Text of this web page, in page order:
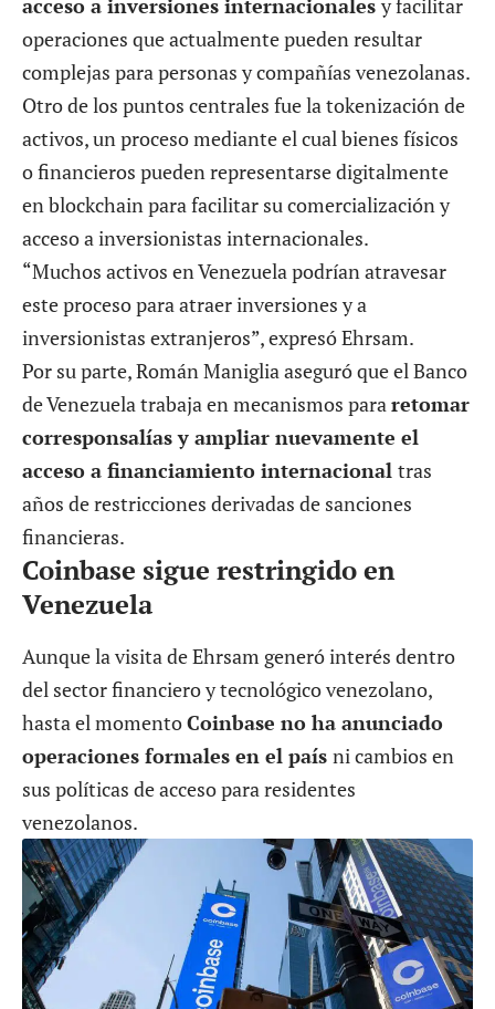
operaciones que actualmente pueden resultar
complejas para personas y compañías venezolanas.
Otro de los puntos centrales fue la tokenización de
activos, un proceso mediante el cual bienes físicos
o financieros pueden representarse digitalmente
en blockchain para facilitar su comercialización y
acceso a inversionistas internacionales.
“Muchos activos en Venezuela podrían atravesar
este proceso para atraer inversiones y a
inversionistas extranjeros”, expresó Ehrsam.
Por su parte, Román Maniglia aseguró que el Banco
de Venezuela trabaja en mecanismos para retomar
corresponsalías y ampliar nuevamente el
acceso a financiamiento internacional tras
años de restricciones derivadas de sanciones
financieras.
Coinbase sigue restringido en
Venezuela
Aunque la visita de Ehrsam generó interés dentro
del sector financiero y tecnológico venezolano,
hasta el momentoCoinbase no ha anunciado
operaciones formales en el país ni cambios en
sus políticas de acceso para residentes
venezolanos.